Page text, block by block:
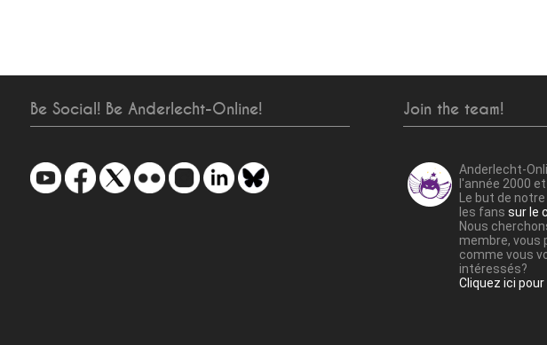
Be Social! Be Anderlecht-Online! Join the team!
Anderlecht-
l'année 2000
Le but de
les fans sur le
Nous
membre, vous
comme vous
intéressés?
Cliquez ici